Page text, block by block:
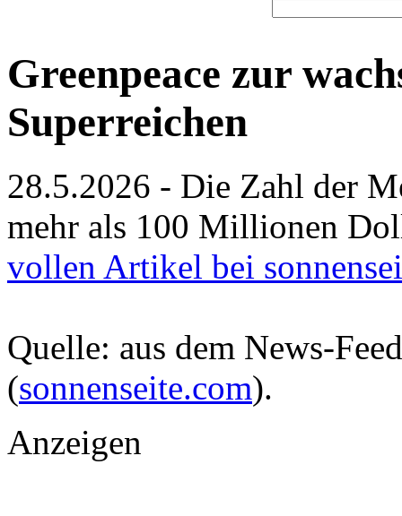
Greenpeace zur
Superreichen
28.5.2026 - Die Zahl der
mehr als 100 Millionen
vollen Artikel bei
Quelle: aus dem News-
(sonnenseite.com).
Anzeigen